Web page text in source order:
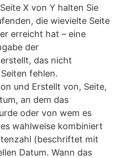
X von Y halten Sie
die wievielte Seite
erreicht hat – eine
der
das nicht
fehlen.
und Erstellt von, Seite,
an dem das
oder von wem es
wahlweise kombiniert
(beschriftet mit
Datum. Wann das